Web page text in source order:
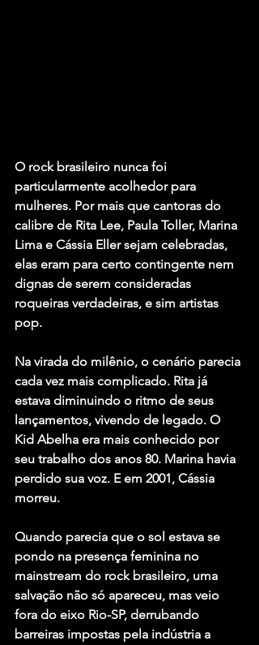
O rock brasileiro nunca foi
particularmente acolhedor para
mulheres. Por mais que cantoras do
calibre de Rita Lee, Paula Toller, Marina
Lima e Cássia Eller sejam celebradas,
elas eram para certo contingente nem
dignas de serem consideradas
roqueiras verdadeiras, e sim artistas
pop.
Na virada do milênio, o cenário parecia
cada vez mais complicado. Rita já
estava diminuindo o ritmo de seus
lançamentos, vivendo de legado. O
Kid Abelha era mais conhecido por
seu trabalho dos anos 80. Marina havia
perdido sua voz. E em 2001, Cássia
morreu.
Quando parecia que o sol estava se
pondo na presença feminina no
mainstream do rock brasileiro, uma
salvação não só apareceu, mas veio
fora do eixo Rio-SP, derrubando
barreiras impostas pela indústria a